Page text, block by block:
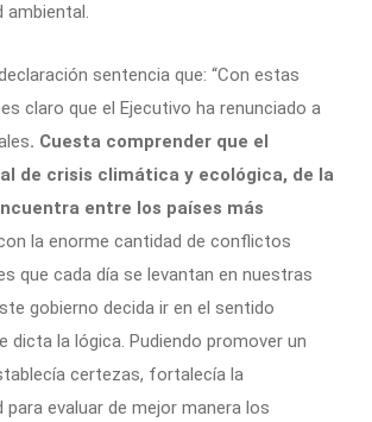
ambiental.
sentencia que: “Con estas
claro que el Ejecutivo ha renunciado a
. Cuesta comprender que el
de crisis climática y ecológica, de la
entre los países más
la enorme cantidad de conflictos
que cada día se levantan en nuestras
gobierno decida ir en el sentido
dicta la lógica. Pudiendo promover un
certezas, fortalecía la
evaluar de mejor manera los